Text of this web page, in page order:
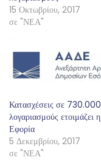
15 Οκτωβρίου, 2017
σε "ΝΕΑ"
Κατασχέσεις σε 730.000
λογαριασμούς ετοιμάζει η
Εφορία
5 Δεκεμβρίου, 2017
σε "ΝΕΑ"